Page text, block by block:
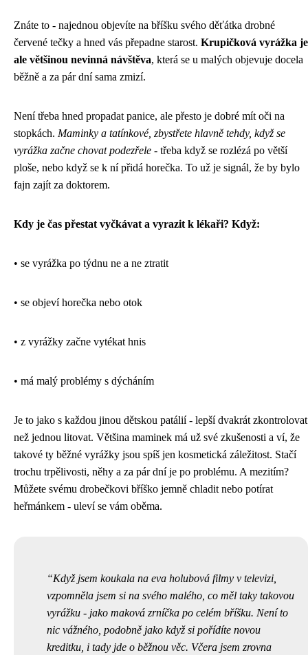
Znáte to - najednou objevíte na bříšku svého děťátka drobné
červené tečky a hned vás přepadne starost. Krupičková vyrážka je
ale většinou nevinná návštěva, která se u malých objevuje docela
běžně a za pár dní sama zmizí.
Není třeba hned propadat panice, ale přesto je dobré mít oči na
stopkách. Maminky a tatínkové, zbystřete hlavně tehdy, když se
vyrážka začne chovat podezřele - třeba když se rozlézá po větší
ploše, nebo když se k ní přidá horečka. To už je signál, že by bylo
fajn zajít za doktorem.
Kdy je čas přestat vyčkávat a vyrazit k lékaři? Když:
• se vyrážka po týdnu ne a ne ztratit
• se objeví horečka nebo otok
• z vyrážky začne vytékat hnis
• má malý problémy s dýcháním
Je to jako s každou jinou dětskou patálií - lepší dvakrát zkontrolovat
než jednou litovat. Většina maminek má už své zkušenosti a ví, že
takové ty běžné vyrážky jsou spíš jen kosmetická záležitost. Stačí
trochu trpělivosti, něhy a za pár dní je po problému. A mezitím?
Můžete svému drobečkovi bříško jemně chladit nebo potírat
heřmánkem - uleví se vám oběma.
Když jsem koukala na eva holubová filmy v televizi,
vzpomněla jsem si na svého malého, co měl taky takovou
vyrážku - jako maková zrníčka po celém bříšku. Není to
nic vážného, podobně jako když si pořídíte novou
kreditku , i tady jde o běžnou věc. Včera jsem zrovna